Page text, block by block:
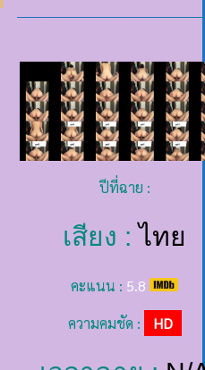
ปีที่ฉาย :
เสียง :ไทย
คะแนน : 5.8
ความคมชัด :
HD